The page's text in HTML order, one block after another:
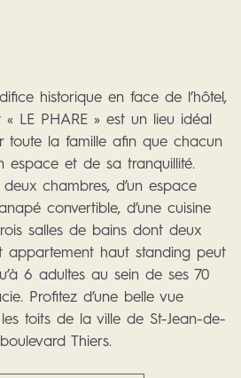
historique en face de l’hôtel,
« LE PHARE » est un lieu idéal
toute la famille afin que chacun
espace et de sa tranquillité.
chambres, d’un espace
convertible, d’une cuisine
salles de bains dont deux
appartement haut standing peut
6 adultes au sein de ses 70
Profitez d’une belle vue
toits de la ville de St-Jean-de-
Thiers.